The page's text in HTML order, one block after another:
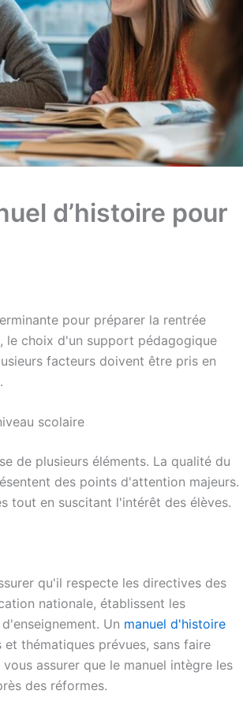
d’histoire pour
pour préparer la rentrée
le choix d'un support pédagogique
facteurs doivent être pris en
scolaire
de plusieurs éléments. La qualité du
des points d'attention majeurs.
tout en suscitant l'intérêt des élèves.
qu'il respecte les directives des
nationale, établissent les
Un manuel d'histoire
thématiques prévues, sans faire
assurer que le manuel intègre les
des réformes.